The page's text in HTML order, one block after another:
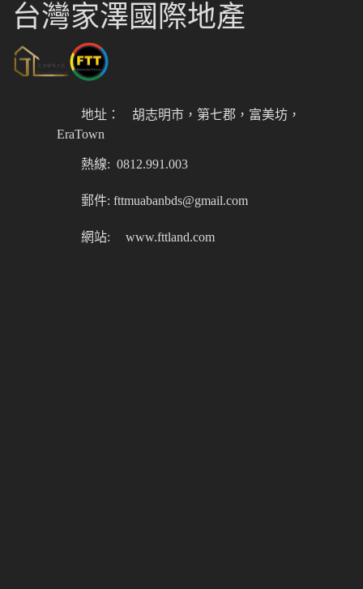
台灣家澤國際地產
地址：
胡志明市，第七郡，富美坊，
EraTown
熱線: 0812.991.003
郵件: fttmuabanbds@gmail.com
網站: www.fttland.com